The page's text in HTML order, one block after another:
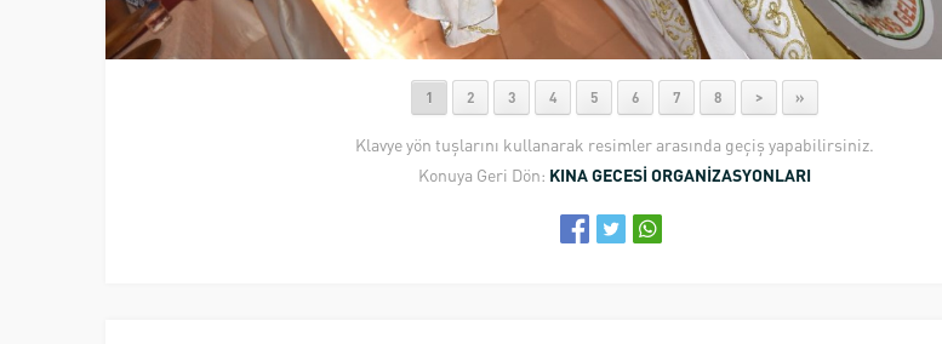
1 2 3 4 5 6 7 8 > »
Klavye yön tuşlarını kullanarak resimler arasında geçiş yapabilirsiniz.
Konuya Geri Dön: KINA GECESİ ORGANİZASYONLARI